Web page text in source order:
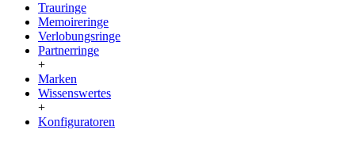
Trauringe
Memoireringe
Verlobungsringe
Partnerringe
+
Marken
Wissenswertes
+
Konfiguratoren